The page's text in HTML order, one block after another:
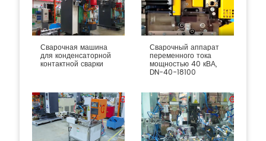
Сварочная машина
для конденсаторной
контактной сварки
Сварочный аппарат
переменного тока
мощностью 40 кВА,
DN-40-18100